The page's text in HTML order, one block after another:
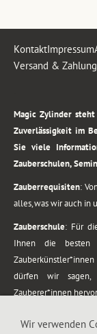
KontaktImpressum
Versand & Zahlung
Magic Zylinder
Zuverlässigkeit im
Sie viele
Zauberschulen,
Zauberrequisiten:
alles, was wir auch in
Zauberschule: Für
Ihnen die besten
dürfen wir sagen,
Zauberer*innen
Wir verwenden